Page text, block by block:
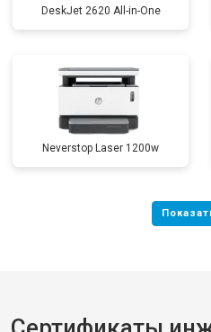
DeskJet 2620 All-in-One
Neverstop Laser 1200w